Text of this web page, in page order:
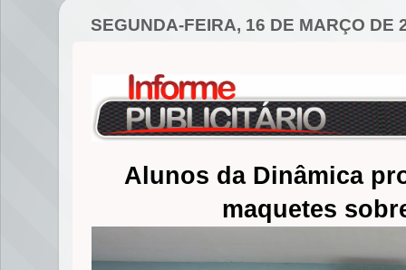
SEGUNDA-FEIRA, 16 DE MARÇO DE
Alunos da Dinâmica
maquetes